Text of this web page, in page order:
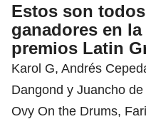
Estos son
ganadores en
premios Latin
Karol G, Andrés
Dangond y Juancho
Ovy On the Drums,